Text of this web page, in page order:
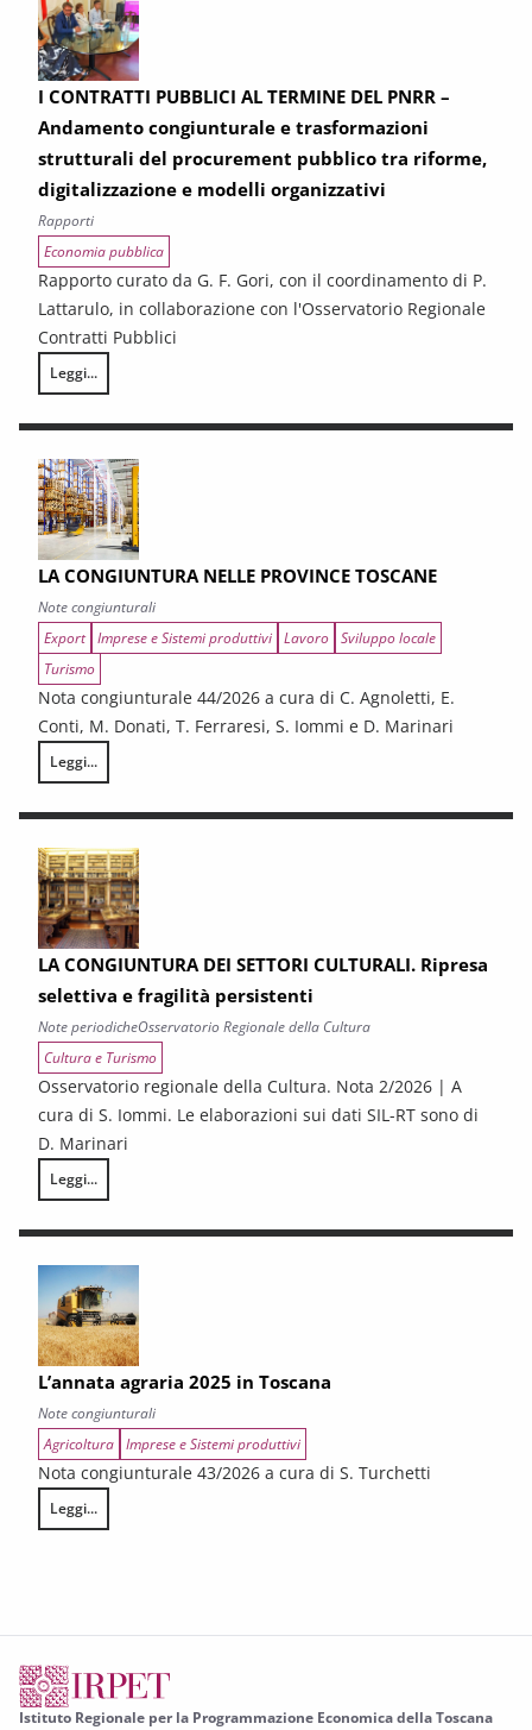
I CONTRATTI PUBBLICI AL TERMINE DEL PNRR –
Andamento congiunturale e trasformazioni
strutturali del procurement pubblico tra riforme,
digitalizzazione e modelli organizzativi
Rapporti
Economia pubblica
Rapporto curato da G. F. Gori, con il coordinamento di P.
Lattarulo, in collaborazione con l'Osservatorio Regionale
Contratti Pubblici
Leggi...
I CONTRATTI PUBBLICI AL TERMINE DEL PNRR – Andamento
LA CONGIUNTURA NELLE PROVINCE TOSCANE
Note congiunturali
Export Imprese e Sistemi produttivi Lavoro Sviluppo locale
Turismo
Nota congiunturale 44/2026 a cura di C. Agnoletti, E.
Conti, M. Donati, T. Ferraresi, S. Iommi e D. Marinari
Leggi...
LA CONGIUNTURA NELLE PROVINCE TOSCANE
LA CONGIUNTURA DEI SETTORI CULTURALI. Ripresa
selettiva e fragilità persistenti
Note periodicheOsservatorio Regionale della Cultura
Cultura e Turismo
Osservatorio regionale della Cultura. Nota 2/2026 | A
cura di S. Iommi. Le elaborazioni sui dati SIL-RT sono di
D. Marinari
Leggi...
LA CONGIUNTURA DEI SETTORI CULTURALI. Ripresa selettiva e
L’annata agraria 2025 in Toscana
Note congiunturali
Agricoltura Imprese e Sistemi produttivi
Nota congiunturale 43/2026 a cura di S. Turchetti
Leggi...
L’annata agraria 2025 in Toscana
Istituto Regionale per la Programmazione Economica della Toscana